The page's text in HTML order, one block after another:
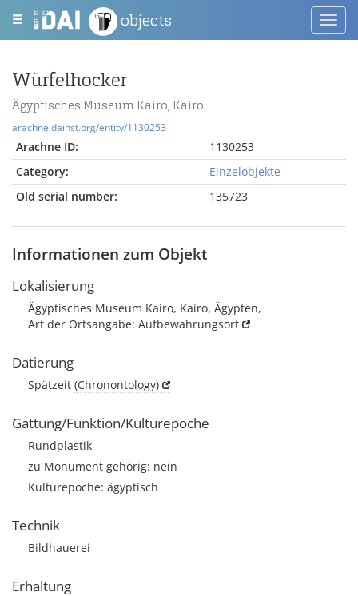
objects
Würfelhocker
Ägyptisches Museum Kairo, Kairo
arachne.dainst.org/entity/1130253
Arachne ID:
1130253
Category:
Einzelobjekte
Old serial number:
135723
Informationen zum Objekt
Lokalisierung
Ägyptisches Museum Kairo, Kairo, Ägypten,
Art der Ortsangabe: Aufbewahrungsort
Datierung
Spätzeit (Chronontology)
Gattung/Funktion/Kulturepoche
Rundplastik
zu Monument gehörig: nein
Kulturepoche: ägyptisch
Technik
Bildhauerei
Erhaltung